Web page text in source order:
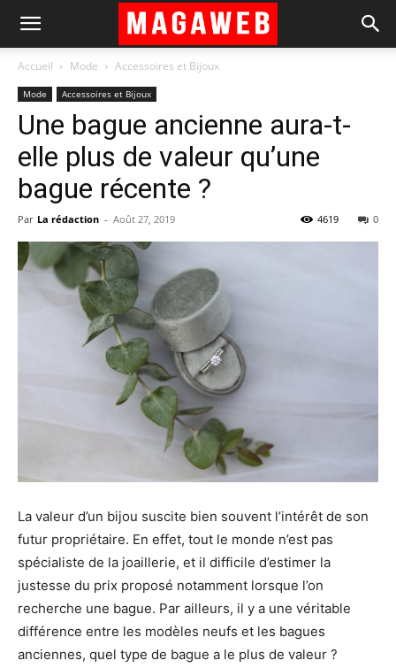
Accueil Mode Accessoires et Bijoux
Mode Accessoires et Bijoux
Une bague ancienne aura-t-
elle plus de valeur qu’une
bague récente ?
Par La rédaction - Août 27, 2019 0
4619
La valeur d’un bijou suscite bien souvent l’intérêt de son
futur propriétaire. En effet, tout le monde n’est pas
spécialiste de la joaillerie, et il difficile d’estimer la
justesse du prix proposé notamment lorsque l’on
recherche une bague. Par ailleurs, il y a une véritable
différence entre les modèles neufs et les bagues
anciennes, quel type de bague a le plus de valeur ?